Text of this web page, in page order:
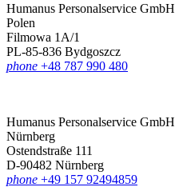
Humanus Personalservice GmbH
Polen
Filmowa 1A/1
PL-85-836 Bydgoszcz
phone +48 787 990 480
Humanus Personalservice GmbH
Nürnberg
Ostendstraße 111
D-90482 Nürnberg
phone +49 157 92494859